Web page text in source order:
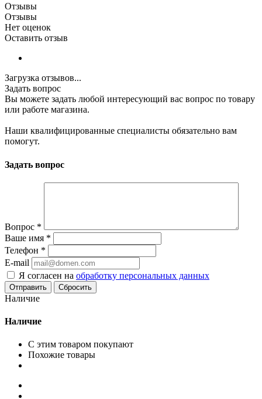
Отзывы
Отзывы
Нет оценок
Оставить отзыв
Загрузка отзывов...
Задать вопрос
Вы можете задать любой интересующий вас вопрос по товару
или работе магазина.
Наши квалифицированные специалисты обязательно вам
помогут.
Задать вопрос
Вопрос *
Ваше имя *
Телефон *
E-mail
Я согласен на обработку персональных данных
Сбросить
Наличие
Наличие
С этим товаром покупают
Похожие товары